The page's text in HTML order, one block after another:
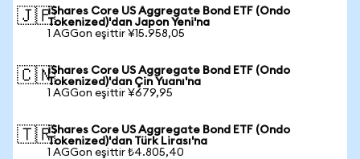
🇯🇵iShares Core US Aggregate Bond ETF (Ondo
Tokenized)'dan Japon Yeni'na
1 AGGon eşittir ¥15.958,05
🇨🇳iShares Core US Aggregate Bond ETF (Ondo
Tokenized)'dan Çin Yuanı'na
1 AGGon eşittir ¥679,95
🇹🇷iShares Core US Aggregate Bond ETF (Ondo
Tokenized)'dan Türk Lirası'na
1 AGGon eşittir ₺4.805,40